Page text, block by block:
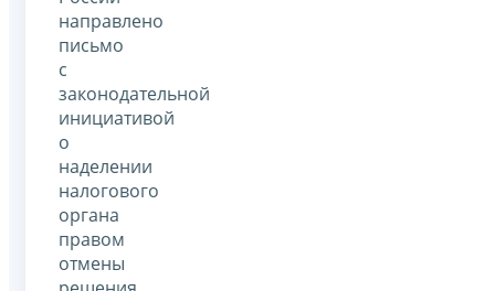
направлено
письмо
с
законодательной
инициативой
о
наделении
налогового
органа
правом
отмены